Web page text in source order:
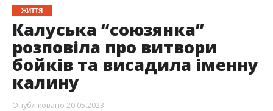
ЖИТТЯ
Калуська “союзянка”
розповіла про витвори
бойків та висадила іменну
калину
Опубліковано 20.05.2023